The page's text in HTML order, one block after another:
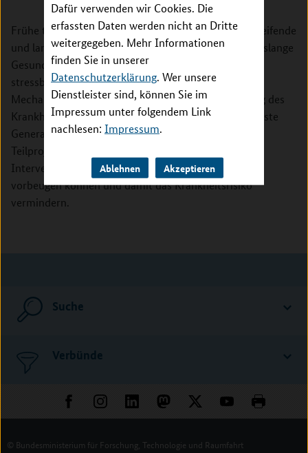
Dafür verwenden wir Cookies. Die
erfassten Daten werden nicht an Dritte
weitergegeben. Mehr Informationen
finden Sie in unserer
Datenschutzerklärung. Wer unsere
Dienstleister sind, können Sie im
Impressum unter folgendem Link
nachlesen: Impressum.
Ablehnen Akzeptieren
Frühe traumatische Lebenserfahrungen haben tiefgreifende
und langfristige negative Auswirkungen auf die lebenslange
Gesundheit. Das Ziel der Studie ist es, die
stressbiologischen, neuralen und molekularen
Mechanismen zu verstehen, die der Programmierung des
Krankheitsrisikos und deren Übertragung in die nächste
Generation zugrunde liegen. Im Rahmen dieses
Teilprojektes wird überprüft, inwieweit spezifische
Interventionen diese Mechanismen umkehren oder
vorbeugen können und damit das Krankheitsrisiko
vermindern.
Suche
Verbünde
© Bundesministerium für Forschung, Technologie und Raumfahrt